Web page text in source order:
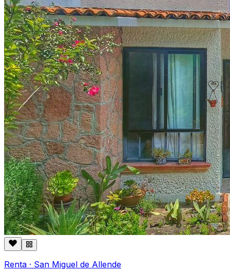
Renta · San Miguel de Allende